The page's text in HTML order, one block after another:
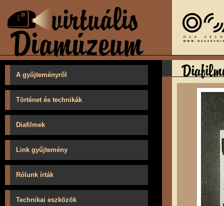
A gyűjteményről
Történet és technikák
Diafilmek
Link gyűjtemény
Rólunk írták
Technikai eszközök